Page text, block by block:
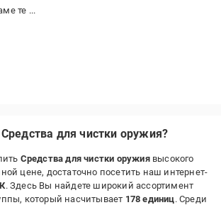
те ...
для чистки оружия?
Средства для чистки оружия высокого
цене, достаточно посетить наш интернет-
. Здесь Вы найдете широкий ассортимент
который насчитывает 178 единиц. Среди